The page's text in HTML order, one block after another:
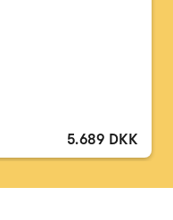
5.689 DKK